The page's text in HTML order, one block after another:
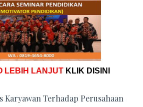
LEBIH LANJUT KLIK DISINI
Karyawan Terhadap Perusahaan